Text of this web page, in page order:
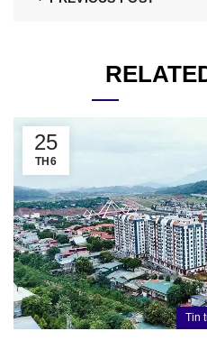
25
TH6
Tin